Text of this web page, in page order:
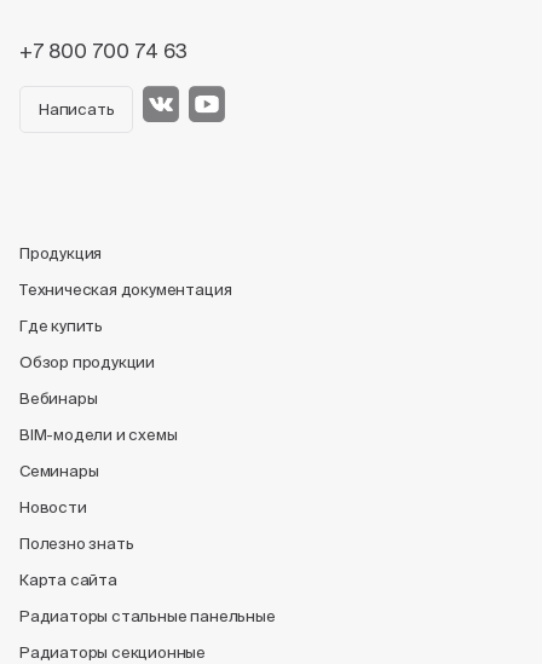
+7 800 700 74 63
Написать
Продукция
Техническая документация
Где купить
Обзор продукции
Вебинары
BIM-модели и схемы
Семинары
Новости
Полезно знать
Карта сайта
Радиаторы стальные панельные
Радиаторы секционные